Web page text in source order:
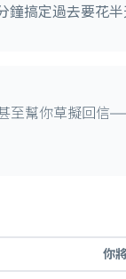
鐘搞定過去要花
甚至幫你草擬回信
你